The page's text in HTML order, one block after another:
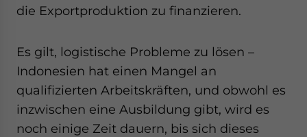
die Exportproduktion zu finanzieren.
Es gilt, logistische Probleme zu lösen –
Indonesien hat einen Mangel an
qualifizierten Arbeitskräften, und obwohl es
inzwischen eine Ausbildung gibt, wird es
noch einige Zeit dauern, bis sich dieses